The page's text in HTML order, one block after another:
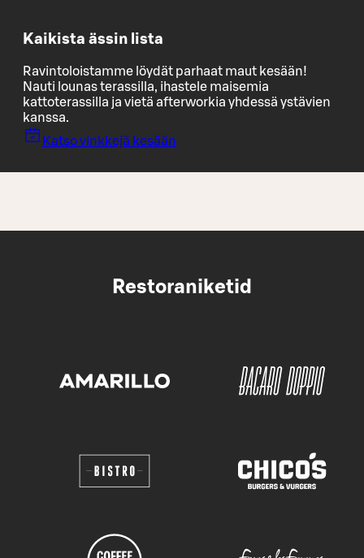
Kaikista ässin lista
Ravintoloistamme löydät parhaat maut kesään!
Nauti lounas terassilla, ihastele maisemia
kattoterassilla ja vietä afterworkia yhdessä ystävien
kanssa.
Katso vinkkejä kesään
Restoraniketid